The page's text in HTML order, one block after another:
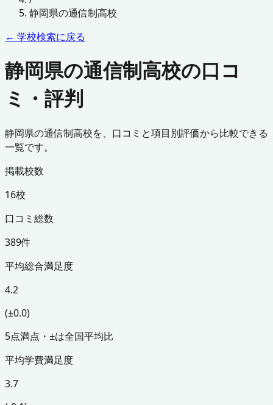
静岡県の通信制高校
← 学校検索に戻る
静岡県の通信制高校の口コ
ミ・評判
静岡県の通信制高校を、口コミと項目別評価から比較できる
一覧です。
掲載校数
16校
口コミ総数
389件
平均総合満足度
4.2
(±0.0)
5点満点・±は全国平均比
平均学費満足度
3.7